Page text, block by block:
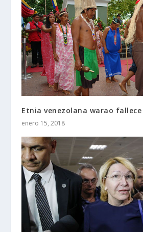
Etnia venezolana warao fallece
enero 15, 2018